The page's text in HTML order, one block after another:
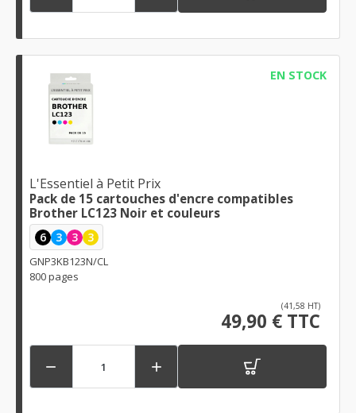
EN STOCK
L'Essentiel à Petit Prix
Pack de 15 cartouches d'encre compatibles
Brother LC123 Noir et couleurs
6 3 3 3
GNP3KB123N/CL
800 pages
(41,58 HT)
49,90 € TTC
 